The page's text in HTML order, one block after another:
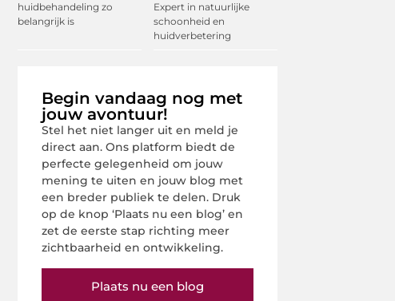
huidbehandeling zo
belangrijk is
Expert in natuurlijke
schoonheid en
huidverbetering
Begin vandaag nog met
jouw avontuur!
Stel het niet langer uit en meld je
direct aan. Ons platform biedt de
perfecte gelegenheid om jouw
mening te uiten en jouw blog met
een breder publiek te delen. Druk
op de knop ‘Plaats nu een blog’ en
zet de eerste stap richting meer
zichtbaarheid en ontwikkeling.
Plaats nu een blog